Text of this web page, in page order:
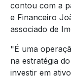
contou com a
e Financeiro
associado de
"É uma
na estratégia
investir em